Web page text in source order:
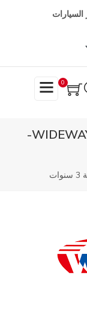
السيارات
0
WIDEWAY-175/65/15/- MADE IN CHINA-